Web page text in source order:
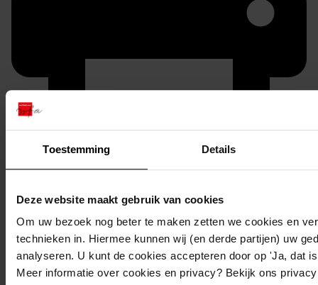
Toestemming Details
Deze website maakt gebruik van cookies
Om uw bezoek nog beter te maken zetten we cookies en
technieken in. Hiermee kunnen wij (en derde partijen) uw
analyseren. U kunt de cookies accepteren door op 'Ja, dat
Meer informatie over cookies en privacy? Bekijk ons
Inventaris